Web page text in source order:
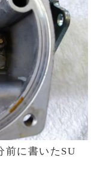
前に書いたSU